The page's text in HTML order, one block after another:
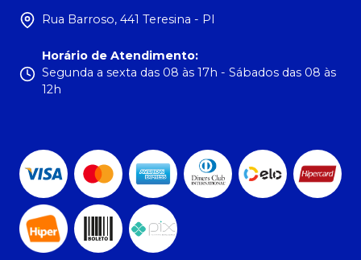
Rua Barroso, 441 Teresina - PI
Horário de Atendimento:
Segunda a sexta das 08 às 17h - Sábados das 08 às
12h